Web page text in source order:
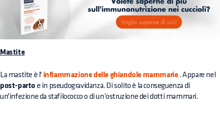
Mastite
La mastite è l' infiammazione delle ghiandole mammarie. Appare nel
post-parto e in pseudogravidanza. Di solito è la conseguenza di
un'infezione da stafilococco o di un’ostruzione dei dotti mammari.